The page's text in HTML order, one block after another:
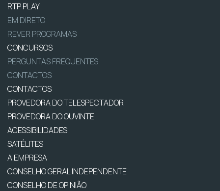
RTP PLAY
EM DIRETO
REVER PROGRAMAS
CONCURSOS
PERGUNTAS FREQUENTES
CONTACTOS
CONTACTOS
PROVEDORA DO TELESPECTADOR
PROVEDORA DO OUVINTE
ACESSIBILIDADES
SATÉLITES
A EMPRESA
CONSELHO GERAL INDEPENDENTE
CONSELHO DE OPINIÃO